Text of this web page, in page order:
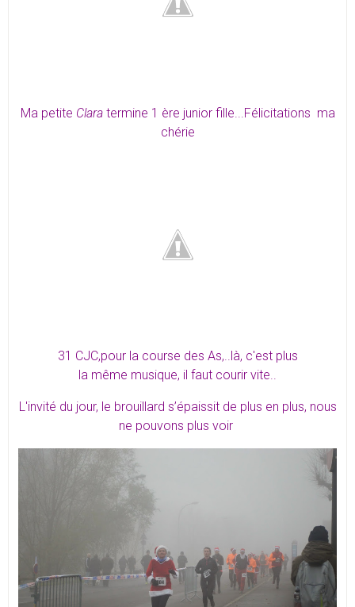
Ma petite Claratermine 1 ère junior fille...Félicitations ma
chérie
31 CJC,pour la course des As,..là, c'est plus
la même musique, il faut courir vite..
L'invité du jour, le brouillard s’épaissit de plus en plus, nous
ne pouvons plus voir